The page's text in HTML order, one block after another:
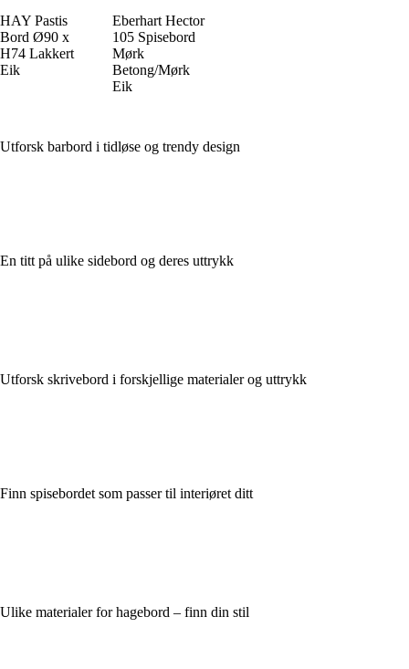
HAY Pastis
Bord Ø90 x
H74 Lakkert
Eik
Eberhart Hector
105 Spisebord
Mørk
Betong/Mørk
Eik
Utforsk barbord i tidløse og trendy design
En titt på ulike sidebord og deres uttrykk
Utforsk skrivebord i forskjellige materialer og uttrykk
Finn spisebordet som passer til interiøret ditt
Ulike materialer for hagebord – finn din stil